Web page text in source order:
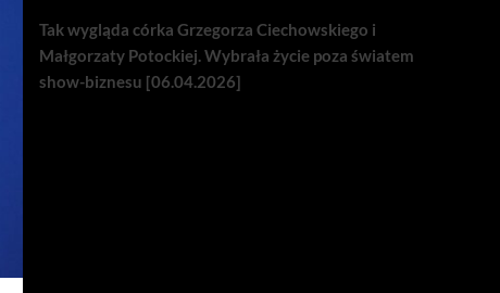
Tak wygląda córka Grzegorza Ciechowskiego i
Małgorzaty Potockiej. Wybrała życie poza światem
show-biznesu [06.04.2026]